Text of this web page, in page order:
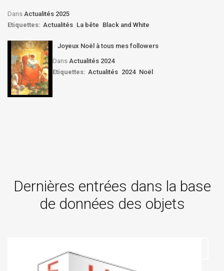
Dans Actualités 2025
Etiquettes: Actualités La bête Black and White
Joyeux Noël à tous mes followers
Dans Actualités 2024
Etiquettes: Actualités 2024 Noël
Dernières entrées dans la base
de données des objets